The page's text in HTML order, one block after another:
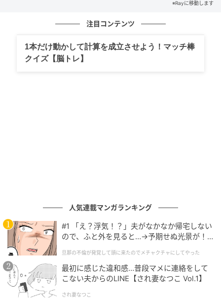
も白菜や、やごろうスイカ、ゆずが有名ですよ。
ちなみに「やごろうスイカ」の名前は、伝説の巨人
「弥五郎どん」が由来なんだとか。
ライター Ray WEB編集部
元記事で読む
この絵文字が表す童話は？左2つの絵文字が大
ヒントです！
※Rayに移動します
注目コンテンツ
1本だけ動かして計算を成立させよう！マッチ棒
クイズ【脳トレ】
人気連載マンガランキング
#1 「え？浮気！？」夫がなかなか帰宅しない
ので、ふと外を見ると…→予期せぬ光景が！
クチャにしてやった
旦那の不倫が発覚して頭に来たのでメチャクチャにしてやった
最初に感じた違和感…普段マメに連絡をして
こない夫からのLINE【され妻なつこ Vol.1】
され妻なつこ